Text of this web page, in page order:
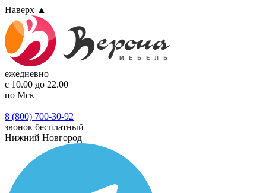
Наверх ▲
ежедневно
с 10.00 до 22.00
по Мск
8 (800) 700-30-92
звонок бесплатный
Нижний Новгород